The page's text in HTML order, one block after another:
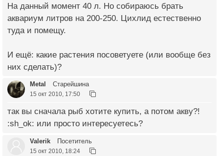
На данный момент 40 л. Но собираюсь брать
аквариум литров на 200-250. Цихлид естественно
туда и помещу.
И ещё: какие растения посоветуете (или вообще без
них сделать)?
Metal Старейшина
15 окт 2010, 17:50
так вы сначала рыб хотите купить, а потом акву?!
:sh_ok: или просто интересуетесь?
Valerik Посетитель
15 окт 2010, 18:24